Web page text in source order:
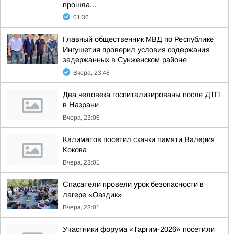
прошла...
01:36
Главный общественник МВД по Республике
Ингушетия проверил условия содержания
задержанных в Сунженском районе
Вчера, 23:48
Два человека госпитализированы после ДТП
в Назрани
Вчера, 23:06
Калиматов посетил скачки памяти Валерия
Кокова
Вчера, 23:01
Спасатели провели урок безопасности в
лагере «Оаздик»
Вчера, 23:01
Участники форума «Таргим-2026» посетили